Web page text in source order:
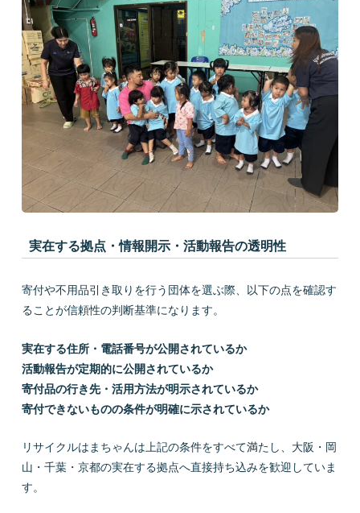
実在する拠点・情報開示・活動報告の透明性
寄付や不用品引き取りを行う団体を選ぶ際、以下の点を確認す
ることが信頼性の判断基準になります。
実在する住所・電話番号が公開されているか
活動報告が定期的に公開されているか
寄付品の行き先・活用方法が明示されているか
寄付できないものの条件が明確に示されているか
リサイクルはまちゃんは上記の条件をすべて満たし、大阪・岡
山・千葉・京都の実在する拠点へ直接持ち込みを歓迎していま
す。